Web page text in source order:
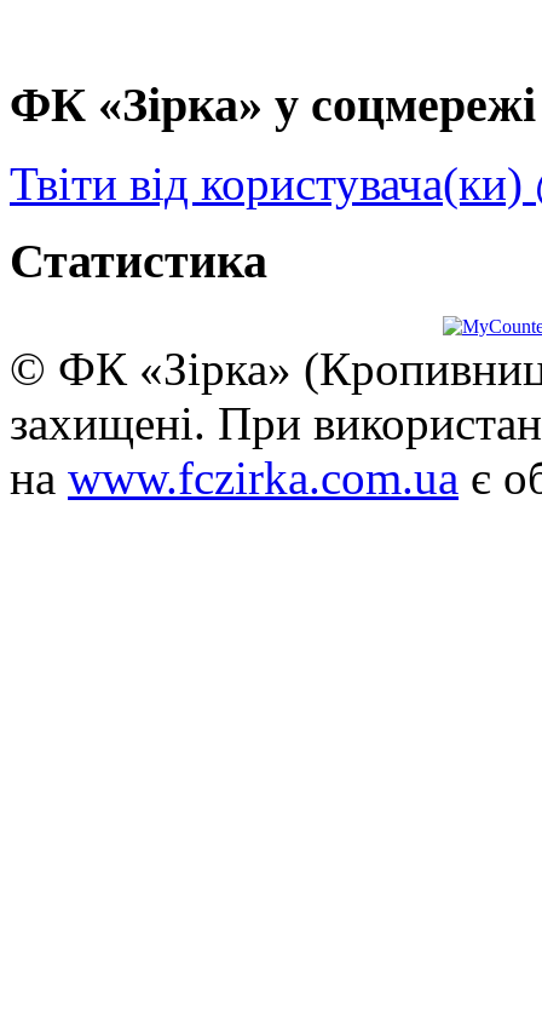
ФК «Зірка» у
Твіти від
Статистика
© ФК «Зірка»
захищені. При
на www.fczirka.com.ua є